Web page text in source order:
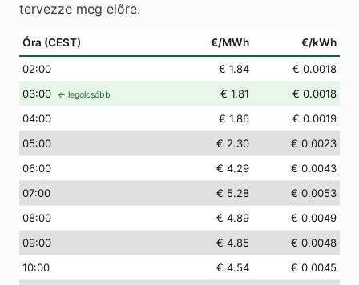
tervezze meg előre.
Óra (CEST) €/MWh €/kWh
02:00 € 1.84
€ 0.0018
03:00 ← legolcsóbb € 1.81
€ 0.0018
04:00 € 1.86
€ 0.0019
05:00 € 2.30
€ 0.0023
06:00 € 4.29
€ 0.0043
07:00 € 5.28
€ 0.0053
08:00 € 4.89
€ 0.0049
09:00 € 4.85
€ 0.0048
10:00 € 4.54
€ 0.0045